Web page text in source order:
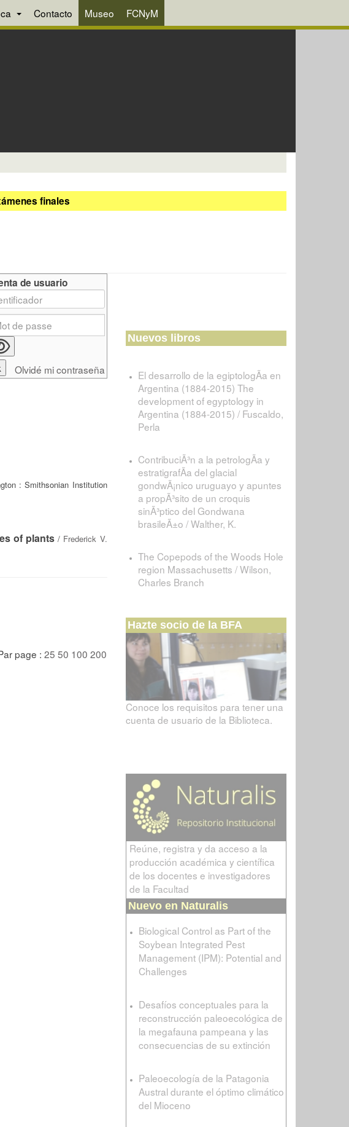
Contacto Museo FCNyM
finales
: Smithsonian Institution
of plants / Frederick V.
page : 25 50 100 200
de usuario
Olvidé mi contraseña
Nuevos libros
El desarrollo de la egiptologÃ­a en
Argentina (1884-2015) The
development of egyptology in
Argentina (1884-2015) / Fuscaldo,
Perla
ContribuciÃ³n a la petrologÃ­a y
estratigrafÃ­a del glacial
gondwÃ¡nico uruguayo y apuntes
a propÃ³sito de un croquis
sinÃ³ptico del Gondwana
brasileÃ±o / Walther, K.
The Copepods of the Woods Hole
region Massachusetts / Wilson,
Charles Branch
Hazte socio de la BFA
Conoce los requisitos para tener una
cuenta de usuario de la Biblioteca.
Reúne, registra y da acceso a la
producción académica y científica
de los docentes e investigadores
de la Facultad
Nuevo en Naturalis
Biological Control as Part of the
Soybean Integrated Pest
Management (IPM): Potential and
Challenges
Desafíos conceptuales para la
reconstrucción paleoecológica de
la megafauna pampeana y las
consecuencias de su extinción
Paleoecología de la Patagonia
Austral durante el óptimo climático
del Mioceno